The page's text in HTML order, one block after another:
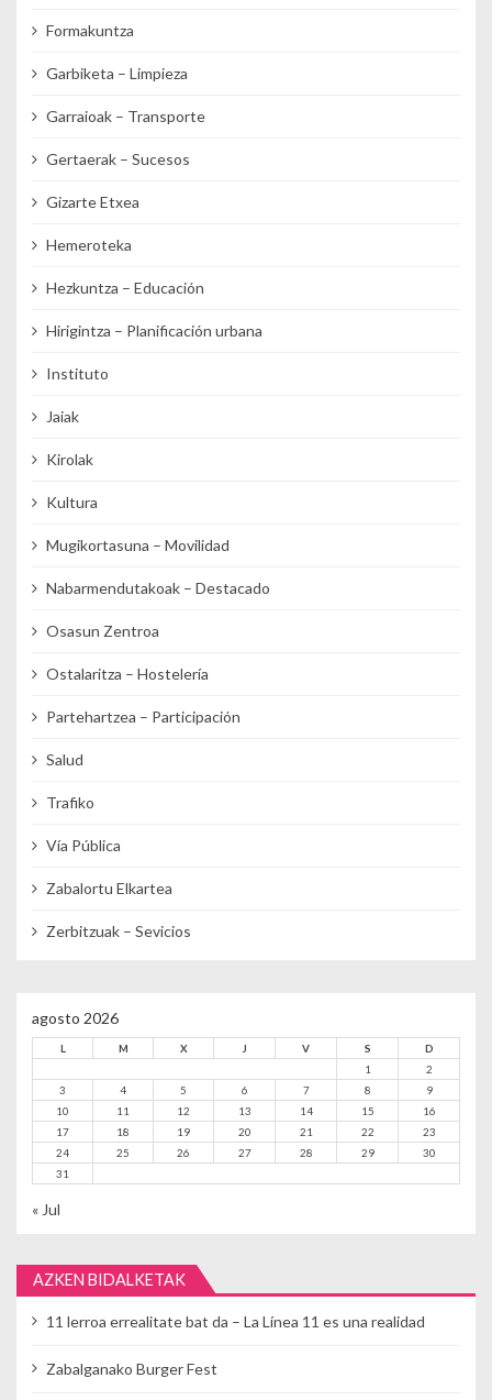
Formakuntza
Garbiketa – Limpieza
Garraioak – Transporte
Gertaerak – Sucesos
Gizarte Etxea
Hemeroteka
Hezkuntza – Educación
Hirigintza – Planificación urbana
Instituto
Jaiak
Kirolak
Kultura
Mugikortasuna – Movilidad
Nabarmendutakoak – Destacado
Osasun Zentroa
Ostalaritza – Hostelería
Partehartzea – Participación
Salud
Trafiko
Vía Pública
Zabalortu Elkartea
Zerbitzuak – Sevicios
agosto 2026
L M X J V S
D
1
2
3
4 5 6 7 8
9
10
11 12 13 14 15
16
17
18 19 20 21 22
23
24
25 26 27 28 29
30
31
« Jul
AZKEN BIDALKETAK
11 lerroa errealitate bat da – La Línea 11 es una realidad
Zabalganako Burger Fest